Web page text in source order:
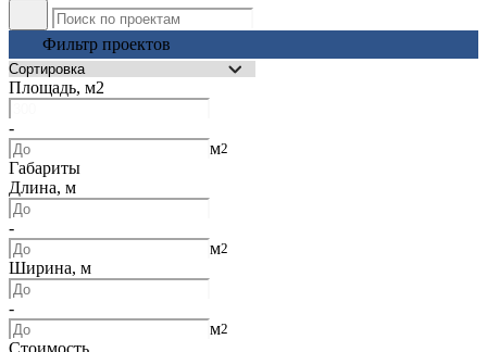
Фильтр проектов
Площадь, м2
-
м2
Габариты
Длина, м
-
м2
Ширина, м
-
м2